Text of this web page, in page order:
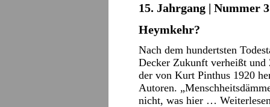
15. Jahrgang | Nummer
Heymkehr?
Nach dem hundertsten
Decker Zukunft verheißt
der von Kurt Pinthus 1920
Autoren.
nicht, was hier …